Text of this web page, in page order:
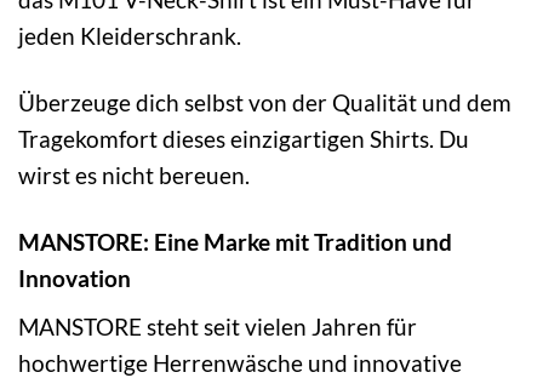
jeden Kleiderschrank.
Überzeuge dich selbst von der Qualität und dem
Tragekomfort dieses einzigartigen Shirts. Du
wirst es nicht bereuen.
MANSTORE: Eine Marke mit Tradition und
Innovation
MANSTORE steht seit vielen Jahren für
hochwertige Herrenwäsche und innovative